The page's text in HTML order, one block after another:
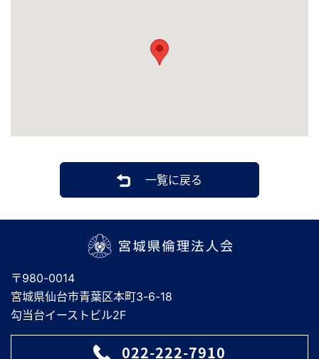
一覧に戻る
〒980-0014
宮城県仙台市青葉区本町3-6-18
勾当台イーストビル2F
022-222-7910